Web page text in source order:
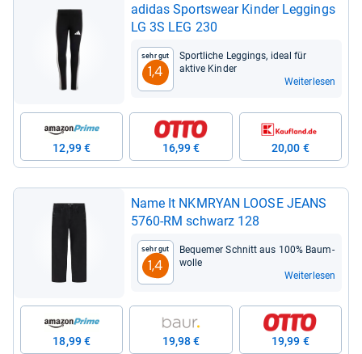
adi­das Sports­wear Kin­der Leg­gings
LG 3S LEG 230
Sehr gut
1,4
Sport­li­che Leg­gings, ideal für
aktive Kin­der
Weiterlesen
12,99 € 16,99 € 20,00 €
Name It NKM­RYAN LOOSE JEANS
5760-​RM schwarz 128
Sehr gut
1,4
Beque­mer Schnitt aus 100% Baum­
wolle
Weiterlesen
18,99 € 19,98 € 19,99 €